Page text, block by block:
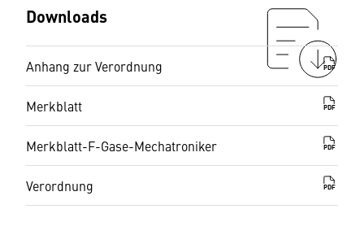
Downloads
Anhang zur Verordnung PDF
Merkblatt PDF
Merkblatt-F-Gase-Mechatroniker PDF
Verordnung PDF